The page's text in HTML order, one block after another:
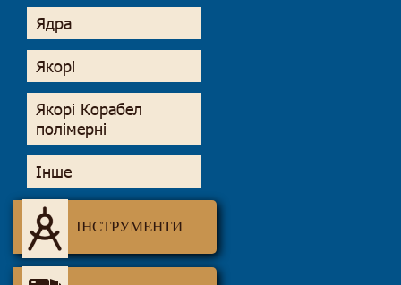
Ядра
Якорі
Якорі Корабел
полімерні
Інше
ІНСТРУМЕНТИ